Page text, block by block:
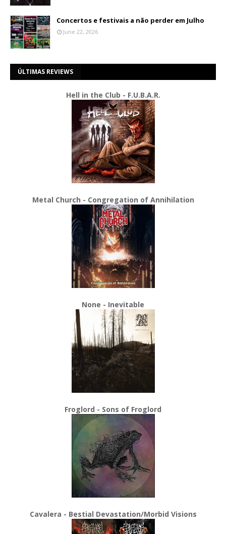
Concertos e festivais a não perder em Julho
June 22, 2026
ÚLTIMAS REVIEWS
Hell in the Club - F.U.B.A.R.
Metal Church - Congregation of Annihilation
None - Inevitable
Froglord - Sons of Froglord
Cavalera - Bestial Devastation/Morbid Visions